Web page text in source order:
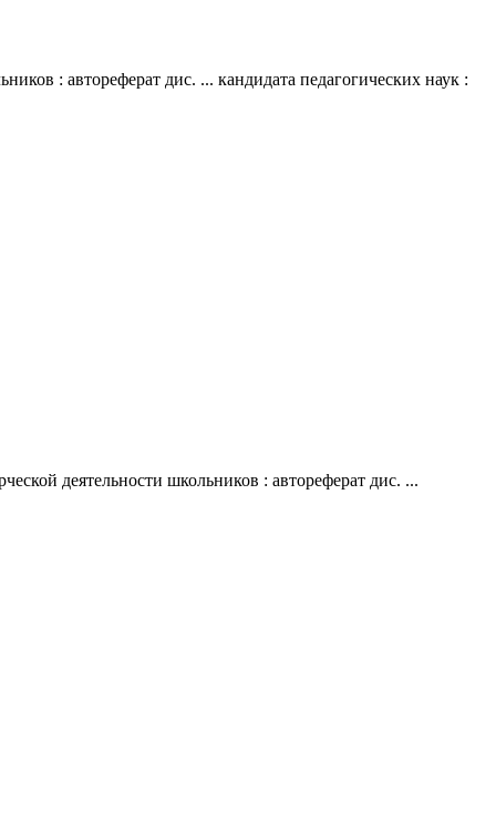
: автореферат дис. ... кандидата педагогических наук :
деятельности школьников : автореферат дис. ...